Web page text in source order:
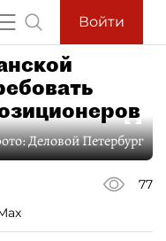
Войти
Деловой Петербург
77